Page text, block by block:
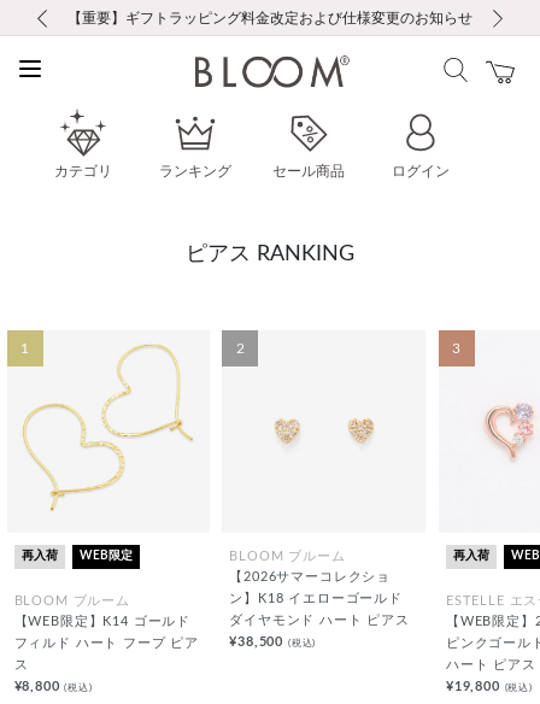
お修理・アフターサービスのご案内
【重要】令和８年熊本地震に伴う集配への影響について
【重要】ギフトラッピング料金改定および仕様変更のお知らせ
【重要】夏季休業の営業についてのご案内
税込5,500円以上で送料無料｜最短24時間以内に発送
新規会員登録で1000ポイントプレゼント！
LINE友だち登録で500円クーポンプレゼント
会員限定！レビュー投稿で100ポイントプレゼント
お修理・アフターサービスのご案内
【重要】令和８年熊本地震に伴う集配への影響について
カテゴリ ランキング セール商品 ログイン
ピアス RANKING
1
再入荷 WEB限定
BLOOM ブルーム
【WEB限定】K14 ゴールド
フィルド ハート フープ ピア
ス
¥8,800(税込)
2
BLOOM ブルーム
【2026サマーコレクショ
ン】K18 イエローゴールド
ダイヤモンド ハート ピアス
¥38,500 (税込)
3
再入荷
ESTELLE エ
【WEB限定
ピンクゴール
ハート ピアス
¥19,800 (税込)